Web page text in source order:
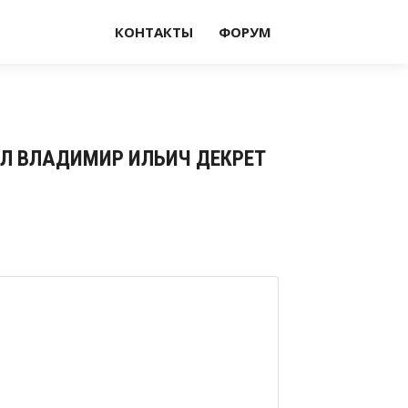
КОНТАКТЫ ФОРУМ
ВЛАДИМИР ИЛЬИЧ ДЕКРЕТ